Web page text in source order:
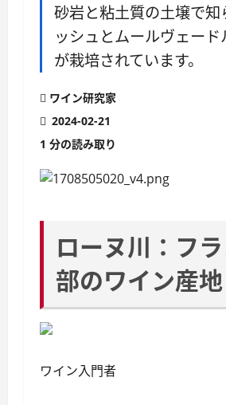
砂岩と粘土質の土壌で知
ッシュとムールヴェード
が栽培されています。
ワイン研究家
2024-02-21
1 分の読み取り
ローヌ川：フ
部のワイン産地
ワイン入門者